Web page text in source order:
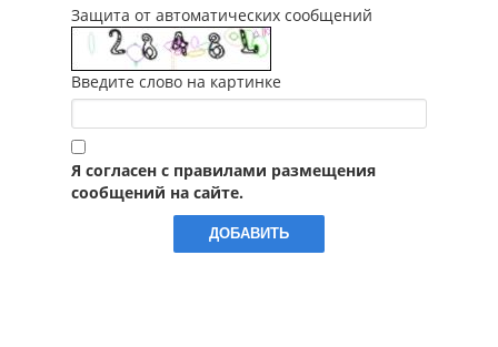
Защита от автоматических сообщений
Введите слово на картинке
Я согласен с правилами размещения
сообщений на сайте.